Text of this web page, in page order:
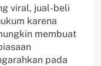
viral, jual-beli
karena
membuat
pada